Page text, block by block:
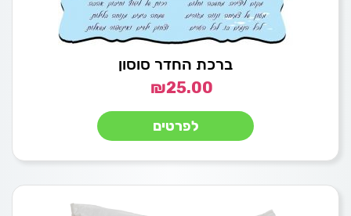
ברכת החדר סוסון
₪25.00
לפרטים